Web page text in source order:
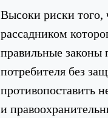
Высоки риски того,
рассадником
правильные законы
потребителя без
противопоставить
и